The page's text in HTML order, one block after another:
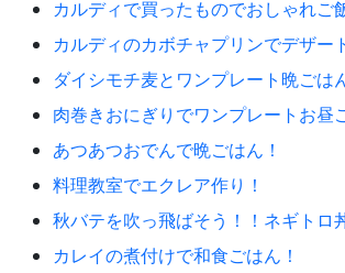
カルディで買ったものでおしゃれご
カルディのカボチャプリンでデザー
ダイシモチ麦とワンプレート晩ごは
肉巻きおにぎりでワンプレートお昼
あつあつおでんで晩ごはん！
料理教室でエクレア作り！
秋バテを吹っ飛ばそう！！ネギトロ
カレイの煮付けで和食ごはん！